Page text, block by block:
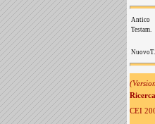
Antico
Testam.
NuovoT.
CEI